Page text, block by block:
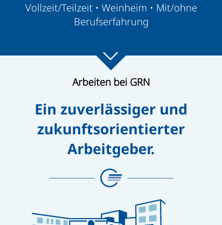
Vollzeit/Teilzeit • Weinheim • Mit/ohne
Berufserfahrung
Arbeiten bei GRN
Ein zuverlässiger und
zukunftsorientierter
Arbeitgeber.